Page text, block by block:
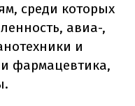
среди которых
авиа-,
и
фармацевтика,